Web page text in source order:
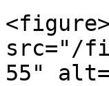
src="/
55"